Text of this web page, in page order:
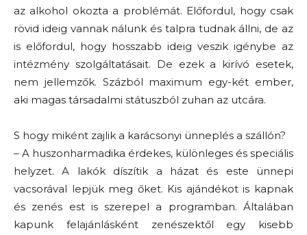
az alkohol okozta a problémát. Előfordul, hogy csak
rövid ideig vannak nálunk és talpra tudnak állni, de az
is előfordul, hogy hosszabb ideig veszik igénybe az
intézmény szolgáltatásait. De ezek a kirívó esetek,
nem jellemzők. Százból maximum egy-két ember,
aki magas társadalmi státuszból zuhan az utcára.
S hogy miként zajlik a karácsonyi ünneplés a szállón?
– A huszonharmadika érdekes, különleges és speciális
helyzet. A lakók díszítik a házat és este ünnepi
vacsorával lepjük meg őket. Kis ajándékot is kapnak
és zenés est is szerepel a programban. Általában
kapunk felajánlásként zenészektől egy kisebb